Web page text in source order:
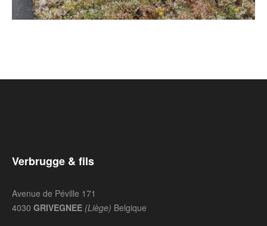
Verbrugge & fils
Avenue de Péville 171
4030 GRIVEGNEE (Liège) Belgique